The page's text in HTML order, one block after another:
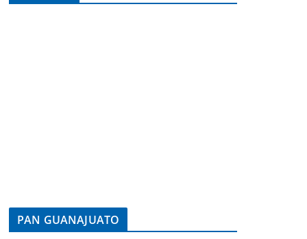
PAN GUANAJUATO